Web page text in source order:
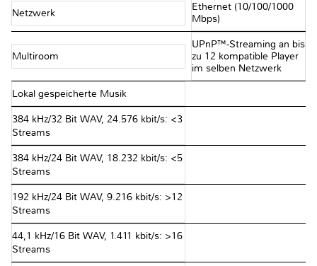
Netzwerk
Ethernet (10/100/1000
Mbps)
Multiroom
UPnP™-Streaming an bis
zu 12 kompatible Player
im selben Netzwerk
Lokal gespeicherte Musik
384 kHz/32 Bit WAV, 24.576 kbit/s: <3
Streams
384 kHz/24 Bit WAV, 18.232 kbit/s: <5
Streams
192 kHz/24 Bit WAV, 9.216 kbit/s: >12
Streams
44,1 kHz/16 Bit WAV, 1.411 kbit/s: >16
Streams